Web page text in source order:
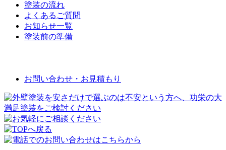
塗装の流れ
よくあるご質問
お知らせ一覧
塗装前の準備
お問い合わせ・お見積もり